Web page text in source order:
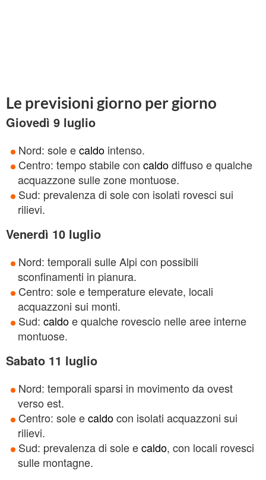
Le previsioni giorno per giorno
Giovedì 9 luglio
Nord: sole ecaldo intenso.
Centro: tempo stabile con caldodiffuso e qualche
acquazzone sulle zone montuose.
Sud: prevalenza di sole con isolati rovesci sui
rilievi.
Venerdì 10 luglio
Nord: temporali sulle Alpi con possibili
sconfinamenti in pianura.
Centro: sole e temperature elevate, locali
acquazzoni sui monti.
Sud: caldoe qualche rovescio nelle aree interne
montuose.
Sabato 11 luglio
Nord: temporali sparsi in movimento da ovest
verso est.
Centro: sole ecaldocon isolati acquazzoni sui
rilievi.
Sud: prevalenza di sole ecaldo, con locali rovesci
sulle montagne.